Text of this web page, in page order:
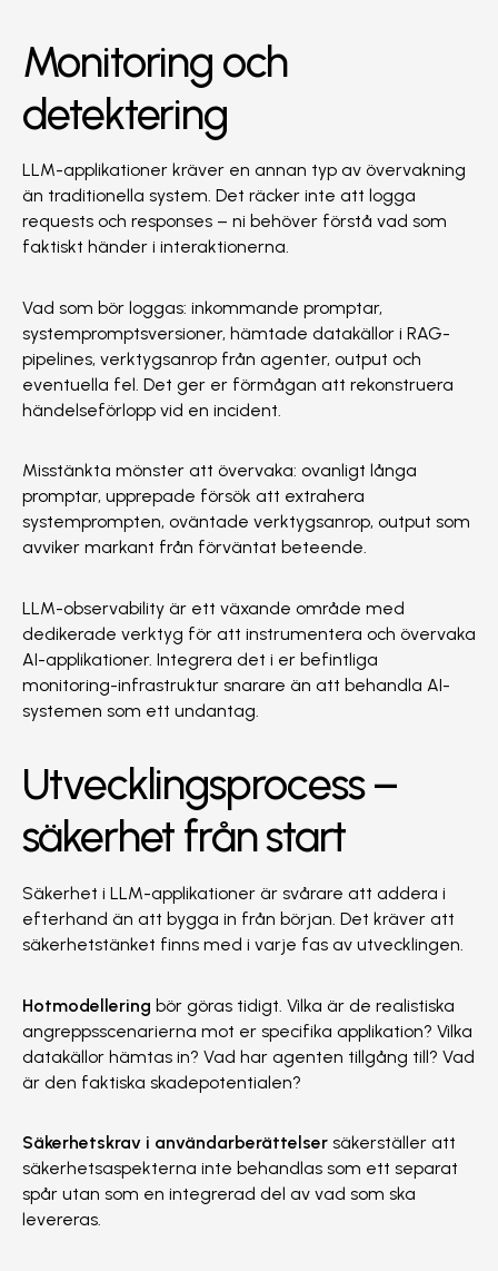
Monitoring och
detektering
LLM-applikationer kräver en annan typ av övervakning
än traditionella system. Det räcker inte att logga
requests och responses – ni behöver förstå vad som
faktiskt händer i interaktionerna.
Vad som bör loggas: inkommande promptar,
systempromptsversioner, hämtade datakällor i RAG-
pipelines, verktygsanrop från agenter, output och
eventuella fel. Det ger er förmågan att rekonstruera
händelseförlopp vid en incident.
Misstänkta mönster att övervaka: ovanligt långa
promptar, upprepade försök att extrahera
systemprompten, oväntade verktygsanrop, output som
avviker markant från förväntat beteende.
LLM-observability är ett växande område med
dedikerade verktyg för att instrumentera och övervaka
AI-applikationer. Integrera det i er befintliga
monitoring-infrastruktur snarare än att behandla AI-
systemen som ett undantag.
Utvecklingsprocess –
säkerhet från start
Säkerhet i LLM-applikationer är svårare att addera i
efterhand än att bygga in från början. Det kräver att
säkerhetstänket finns med i varje fas av utvecklingen.
Hotmodellering bör göras tidigt. Vilka är de realistiska
angreppsscenarierna mot er specifika applikation? Vilka
datakällor hämtas in? Vad har agenten tillgång till? Vad
är den faktiska skadepotentialen?
Säkerhetskrav i användarberättelsersäkerställer att
säkerhetsaspekterna inte behandlas som ett separat
spår utan som en integrerad del av vad som ska
levereras.